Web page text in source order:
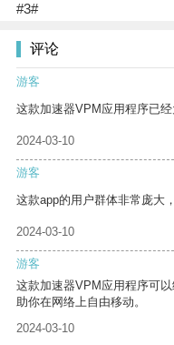
#3#
评论
游客
这款加速器VPM应用程序已
2024-03-10
游客
这款app的用户群体非常庞大
2024-03-10
游客
这款加速器VPM应用程序可
助你在网络上自由移动。
2024-03-10